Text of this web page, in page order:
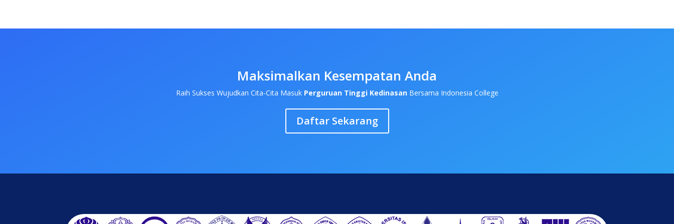
Maksimalkan Kesempatan Anda
Raih Sukses Wujudkan Cita-Cita Masuk Perguruan Tinggi KedinasanBersama Indonesia College
Daftar Sekarang